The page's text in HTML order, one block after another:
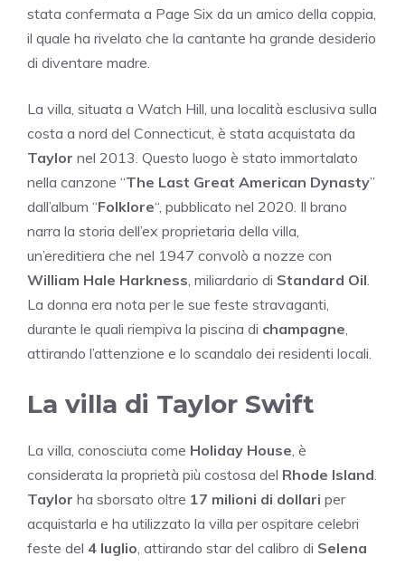
stata confermata a Page Six da un amico della coppia,
il quale ha rivelato che la cantante ha grande desiderio
di diventare madre.
La villa, situata a Watch Hill, una località esclusiva sulla
costa a nord del Connecticut, è stata acquistata da
Taylor nel 2013. Questo luogo è stato immortalato
nella canzone “The Last Great American Dynasty”
dall’album “Folklore“, pubblicato nel 2020. Il brano
narra la storia dell’ex proprietaria della villa,
un’ereditiera che nel 1947 convolò a nozze con
William Hale Harkness, miliardario di Standard Oil.
La donna era nota per le sue feste stravaganti,
durante le quali riempiva la piscina di champagne,
attirando l’attenzione e lo scandalo dei residenti locali.
La villa di Taylor Swift
La villa, conosciuta come Holiday House, è
considerata la proprietà più costosa del Rhode Island.
Taylor ha sborsato oltre 17 milioni di dollari per
acquistarla e ha utilizzato la villa per ospitare celebri
feste del 4 luglio, attirando star del calibro di Selena